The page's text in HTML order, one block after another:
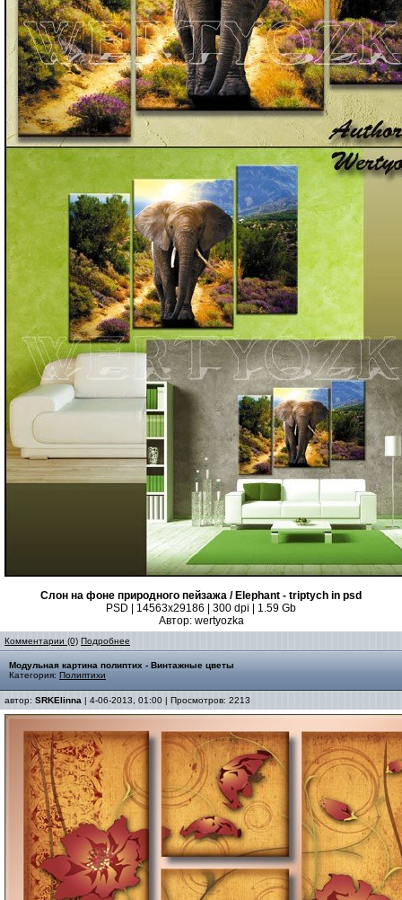
Слон на фоне природного пейзажа / Elephant - triptych in psd
PSD | 14563x29186 | 300 dpi | 1.59 Gb
Автор: wertyozka
Комментарии (0) Подробнее
Модульная картина полиптих - Винтажные цветы
Категория: Полиптихи
автор: SRKElinna | 4-06-2013, 01:00 | Просмотров: 2213